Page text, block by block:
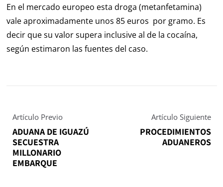
En el mercado europeo esta droga (metanfetamina)
vale aproximadamente unos 85 euros por gramo. Es
decir que su valor supera inclusive al de la cocaína,
según estimaron las fuentes del caso.
Artículo Previo
ADUANA DE IGUAZÚ
SECUESTRA
MILLONARIO
EMBARQUE
Artículo Siguiente
PROCEDIMIENTOS
ADUANEROS